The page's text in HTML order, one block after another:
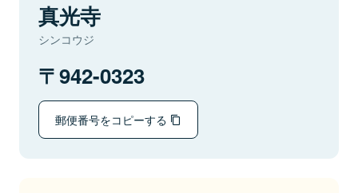
真光寺
シンコウジ
942-0323
郵便番号をコピーする